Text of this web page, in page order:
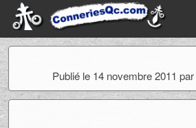
Publié le 14 novembre 2011 par